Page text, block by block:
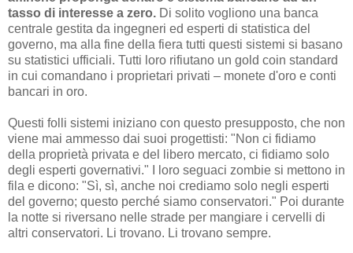
tasso di interesse a zero. Di solito vogliono una banca
centrale gestita da ingegneri ed esperti di statistica del
governo, ma alla fine della fiera tutti questi sistemi si basano
su statistici ufficiali. Tutti loro rifiutano un gold coin standard
in cui comandano i proprietari privati – monete d'oro e conti
bancari in oro.
Questi folli sistemi iniziano con questo presupposto, che non
viene mai ammesso dai suoi progettisti: "Non ci fidiamo
della proprietà privata e del libero mercato, ci fidiamo solo
degli esperti governativi." I loro seguaci zombie si mettono in
fila e dicono: "Sì, sì, anche noi crediamo solo negli esperti
del governo; questo perché siamo conservatori." Poi durante
la notte si riversano nelle strade per mangiare i cervelli di
altri conservatori. Li trovano. Li trovano sempre.